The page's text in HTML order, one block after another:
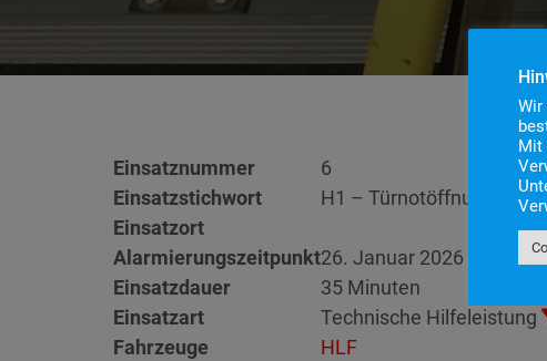
Einsatznummer
6
Einsatzstichwort
H1 – Türnotöffnung
Einsatzort
Alarmierungszeitpunkt26. Januar 2026 5:45
Einsatzdauer
35 Minuten
Einsatzart
Technische Hilfeleistung
Fahrzeuge
HLF
Wir
Mit